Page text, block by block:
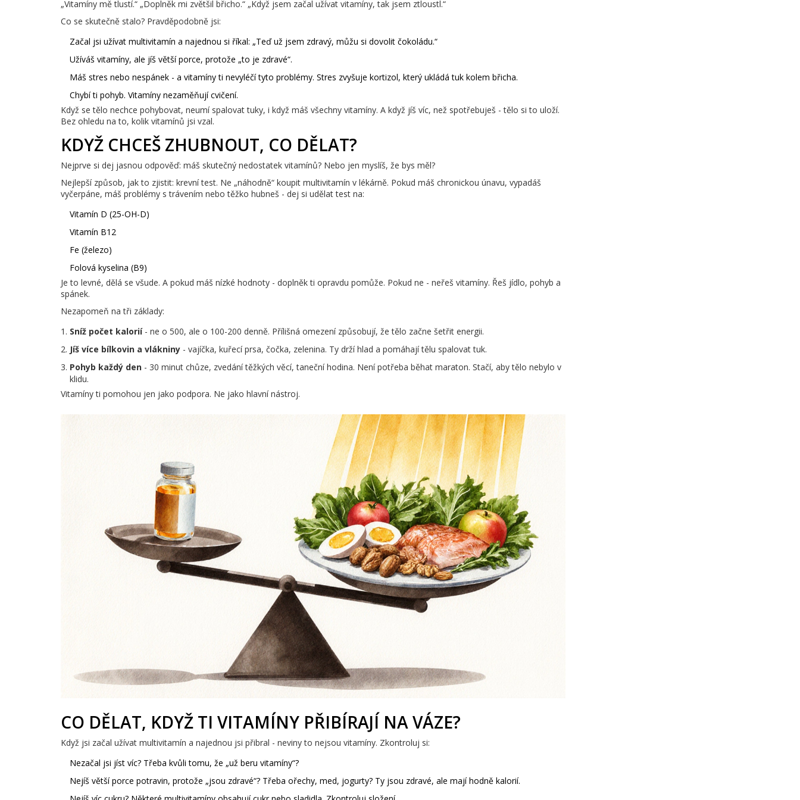
„Vitamíny mě tlustí.“ „Doplněk mi zvětšil břicho.“ „Když jsem začal užívat vitamíny, tak jsem ztloustl.“
Co se skutečně stalo? Pravděpodobně jsi:
Začal jsi užívat multivitamín a najednou si říkal: „Teď už jsem zdravý, můžu si dovolit čokoládu.“
Užíváš vitamíny, ale jíš větší porce, protože „to je zdravé“.
Máš stres nebo nespánek - a vitamíny ti nevyléčí tyto problémy. Stres zvyšuje kortizol, který ukládá tuk kolem břicha.
Chybí ti pohyb. Vitamíny nezaměňují cvičení.
Když se tělo nechce pohybovat, neumí spalovat tuky, i když máš všechny vitamíny. A když jíš víc, než spotřebuješ - tělo si to uloží.
Bez ohledu na to, kolik vitamínů jsi vzal.
KDYŽ CHCEŠ ZHUBNOUT, CO DĚLAT?
Nejprve si dej jasnou odpověď: máš skutečný nedostatek vitamínů? Nebo jen myslíš, že bys měl?
Nejlepší způsob, jak to zjistit: krevní test. Ne „náhodně“ koupit multivitamín v lékárně. Pokud máš chronickou únavu, vypadáš
vyčerpáne, máš problémy s trávením nebo těžko hubneš - dej si udělat test na:
Vitamín D (25-OH-D)
Vitamín B12
Fe (železo)
Folová kyselina (B9)
Je to levné, dělá se všude. A pokud máš nízké hodnoty - doplněk ti opravdu pomůže. Pokud ne - neřeš vitamíny. Řeš jídlo, pohyb a
spánek.
Nezapomeň na tři základy:
Sníž počet kalorií- ne o 500, ale o 100-200 denně. Přílišná omezení způsobují, že tělo začne šetřit energii.
Jíš více bílkovin a vlákniny - vajíčka, kuřecí prsa, čočka, zelenina. Ty drží hlad a pomáhají tělu spalovat tuk.
Pohyb každý den - 30 minut chůze, zvedání těžkých věcí, taneční hodina. Není potřeba běhat maraton. Stačí, aby tělo nebylo v
klidu.
Vitamíny ti pomohou jen jako podpora. Ne jako hlavní nástroj.
CO DĚLAT, KDYŽ TI VITAMÍNY PŘIBÍRAJÍ NA VÁZE?
Když jsi začal užívat multivitamín a najednou jsi přibral - neviny to nejsou vitamíny. Zkontroluj si:
Nezačal jsi jíst víc? Třeba kvůli tomu, že „už beru vitamíny“?
Nejíš větší porce potravin, protože „jsou zdravé“? Třeba ořechy, med, jogurty? Ty jsou zdravé, ale mají hodně kalorií.